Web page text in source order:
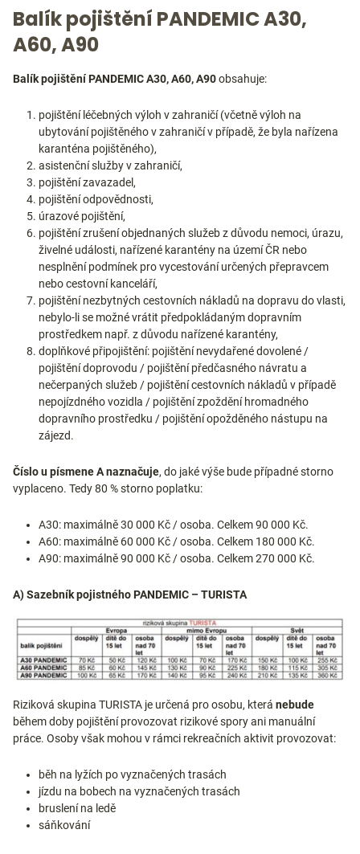
Balík pojištění PANDEMIC A30,
A60, A90
Balík pojištění PANDEMIC A30, A60, A90obsahuje:
pojištění léčebných výloh v zahraničí (včetně výloh na
ubytování pojištěného v zahraničí v případě, že byla nařízena
karanténa pojištěného),
asistenční služby v zahraničí,
pojištění zavazadel,
pojištění odpovědnosti,
úrazové pojištění,
pojištění zrušení objednaných služeb z důvodu nemoci, úrazu,
živelné události, nařízené karantény na území ČR nebo
nesplnění podmínek pro vycestování určených přepravcem
nebo cestovní kanceláří,
pojištění nezbytných cestovních nákladů na dopravu do vlasti,
nebylo-li se možné vrátit předpokládaným dopravním
prostředkem např. z důvodu nařízené karantény,
doplňkové připojištění: pojištění nevydařené dovolené /
pojištění doprovodu / pojištění předčasného návratu a
nečerpaných služeb / pojištění cestovních nákladů v případě
nepojízdného vozidla / pojištění zpoždění hromadného
dopravního prostředku / pojištění opožděného nástupu na
zájezd.
Číslo u písmene A naznačuje, do jaké výše bude případné storno
vyplaceno. Tedy 80 % storno poplatku:
A30: maximálně 30 000 Kč / osoba. Celkem 90 000 Kč.
A60: maximálně 60 000 Kč / osoba. Celkem 180 000 Kč.
A90: maximálně 90 000 Kč / osoba. Celkem 270 000 Kč.
A) Sazebník pojistného PANDEMIC – TURISTA
Riziková skupina TURISTA je určená pro osobu, která nebude
během doby pojištění provozovat rizikové spory ani manuální
práce. Osoby však mohou v rámci rekreačních aktivit provozovat:
běh na lyžích po vyznačených trasách
jízdu na bobech na vyznačených trasách
bruslení na ledě
sáňkování